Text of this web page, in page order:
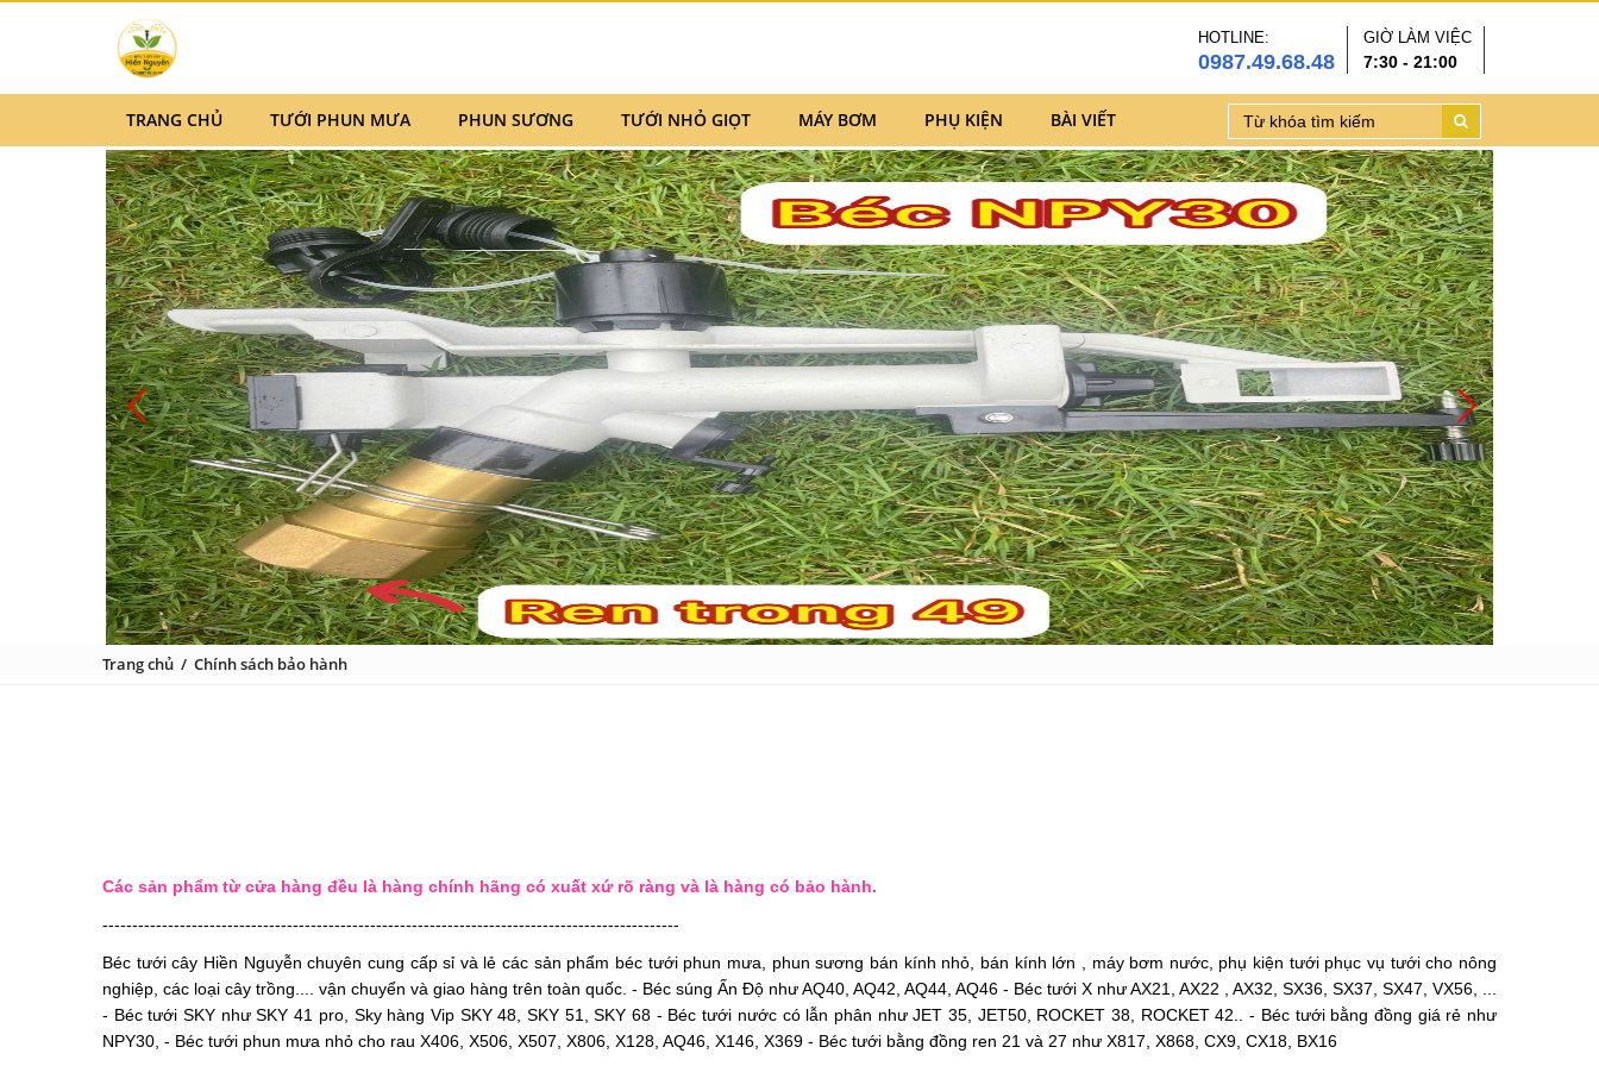
HOTLINE:
0987.49.68.48
GIỜ LÀM VIỆC
7:30 - 21:00
TRANG CHỦ TƯỚI PHUN MƯA PHUN SƯƠNG TƯỚI NHỎ GIỌT MÁY BƠM PHỤ KIỆN BÀI VIẾT
Trang chủ / Chính sách bảo hành
Các sản phẩm từ cửa hàng đều là hàng chính hãng có xuất xứ rõ ràng và là hàng có bảo hành.
-------------------------------------------------------------------------------------------------
Béc tưới cây Hiền Nguyễn chuyên cung cấp sỉ và lẻ các sản phẩm béc tưới phun mưa, phun sương bán kính nhỏ, bán kính lớn , máy bơm nước, phụ kiện tưới phục vụ tưới cho nông
nghiệp, các loại cây trồng.... vận chuyển và giao hàng trên toàn quốc. - Béc súng Ấn Độ như AQ40, AQ42, AQ44, AQ46 - Béc tưới X như AX21, AX22 , AX32, SX36, SX37, SX47, VX56, ...
- Béc tưới SKY như SKY 41 pro, Sky hàng Vip SKY 48, SKY 51, SKY 68 - Béc tưới nước có lẫn phân như JET 35, JET50, ROCKET 38, ROCKET 42.. - Béc tưới bằng đồng giá rẻ như
NPY30, - Béc tưới phun mưa nhỏ cho rau X406, X506, X507, X806, X128, AQ46, X146, X369 - Béc tưới bằng đồng ren 21 và 27 như X817, X868, CX9, CX18, BX16